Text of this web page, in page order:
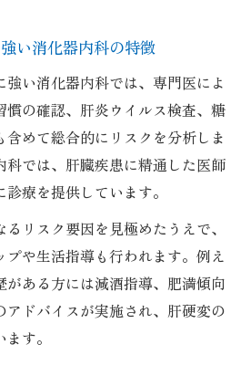
器内科で内視鏡検査を受ける
評価に内視鏡検査が不可欠な
内視鏡検査で早期発見を目指
消化器内科で受ける安心ポイ
器内科診療で未来を守る
門医が行う肝硬変診療の全体
い消化器内科の特徴
い消化器内科では、専門医によ
慣の確認、肝炎ウイルス検査、糖
めて総合的にリスクを分析しま
科では、肝臓疾患に精通した医師
療を提供しています。
リスク要因を見極めたうえで、
や生活指導も行われます。例え
がある方には減酒指導、肥満傾向
アドバイスが実施され、肝硬変の
す。